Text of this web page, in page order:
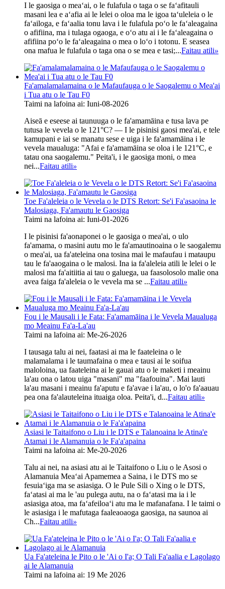
I le gaosiga o meaʻai, o le fulafula o taga o se faʻafitauli
masani lea e aʻafia ai le lelei o oloa ma le igoa taʻuleleia o le
faʻailoga, e faʻaalia tonu lava i le fulafula poʻo le faʻaleagaina
o afifiina, ma i tulaga ogaoga, e oʻo atu ai i le faʻaleagaina o
afifiina poʻo le faʻaleagaina o mea o loʻo i totonu. E seasea
ona mafua le fulafula o taga ona o se mea e tasi;...Faitau atili»
Fa'amalamalamaina o le Mafaufauga o le Saogalemu o Mea'ai
i Tua atu o le Tau F0
Taimi na lafoina ai: Iuni-08-2026
Aiseā e eseese ai taunuuga o le fa'amamāina e tusa lava pe
tutusa le vevela o le 121°C? — I le pisinisi gaosi mea'ai, e tele
kamupani e iai se manatu sese e uiga i le fa'amamāina i le
vevela maualuga: "Afai e fa'amamāina se oloa i le 121°C, e
tatau ona saogalemu." Peita'i, i le gaosiga moni, o mea
nei...Faitau atili»
Toe Fa'aleleia o le Vevela o le DTS Retort: ​​Se'i Fa'asaoina le
Malosiaga, Fa'amautu le Gaosiga
Taimi na lafoina ai: Iuni-01-2026
I le pisinisi fa'aonaponei o le gaosiga o mea'ai, o ulo
fa'amama, o masini autu mo le fa'amautinoaina o le saogalemu
o mea'ai, ua fa'ateleina ona tosina mai le mafaufau i mataupu
tau le fa'aaogaina o le malosi. Ina ia fa'aleleia atili le lelei o le
malosi ma fa'aitiitia ai tau o galuega, ua faasolosolo malie ona
avea faiga fa'aleleia o le vevela ma se ...Faitau atili»
Fou i le Mausali i le Fata: Fa'amamāina i le Vevela Maualuga
mo Meainu Fa'a-La'au
Taimi na lafoina ai: Me-26-2026
I tausaga talu ai nei, faatasi ai ma le faateleina o le
malamalama i le taumafaina o mea e tausi ai le soifua
maloloina, ua faateleina ai le gauai atu o le maketi i meainu
la'au ona o latou uiga "masani" ma "faafouina". Mai lauti
la'au masani i meainu fa'aputu e fa'avae i la'au, o lo'o fa'aauau
pea ona fa'alauteleina ituaiga oloa. Peita'i, d...Faitau atili»
Asiasi le Taitaifono o Liu i le DTS e Talanoaina le Atina'e
Atamai i le Alamanuia o le Fa'a'apaina
Taimi na lafoina ai: Me-20-2026
Talu ai nei, na asiasi atu ai le Taitaifono o Liu o le Asosi o
Alamanuia Meaʻai Apamemea a Saina, i le DTS mo se
fesuiaʻiga ma se asiasiga. O le Pule Sili o Xing o le DTS,
faʻatasi ai ma le 'au pulega autu, na o faʻatasi ma ia i le
asiasiga atoa, ma faʻafeiloaʻi atu ma le mafanafana. I le taimi o
le asiasiga i le mafutaga faaleaoaoga gaosiga, na saunoa ai
Ch...Faitau atili»
Ua Fa'ateleina le Pito o le 'Ai o I'a; O Tali Fa'aalia e Lagolago
ai le Alamanuia
Taimi na lafoina ai: 19 Me 2026